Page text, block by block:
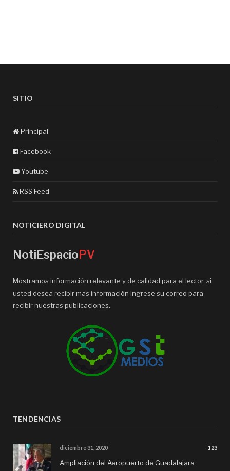
SITIO
Principal
Facebook
Youtube
RSS Feed
NOTICIERO DIGITAL
NotiEspacioPV
Mostramos información relevante y de calidad para el lector, si
usted desea recibir mas información ingrese su correo para
recibir nuestras publicaciones.
TENDENCIAS
diciembre 31, 2020 123
Ampliación del Aeropuerto de Guadalajara